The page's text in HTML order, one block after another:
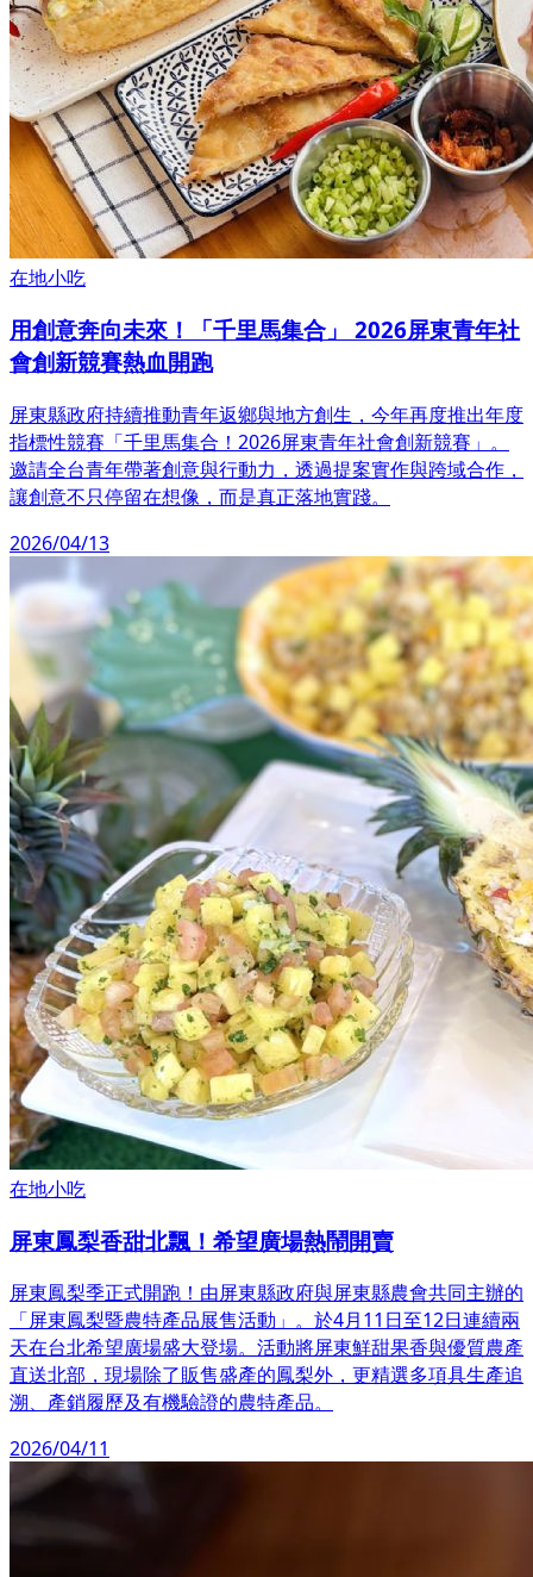
在地小吃
用創意奔向未來！「千里馬集合」 2026屏東青年社
會創新競賽熱血開跑
屏東縣政府持續推動青年返鄉與地方創生，今年再度推出年度
指標性競賽「千里馬集合！2026屏東青年社會創新競賽」。
邀請全台青年帶著創意與行動力，透過提案實作與跨域合作，
讓創意不只停留在想像，而是真正落地實踐。
2026/04/13
在地小吃
屏東鳳梨香甜北飄！希望廣場熱鬧開賣
屏東鳳梨季正式開跑！由屏東縣政府與屏東縣農會共同主辦的
「屏東鳳梨暨農特產品展售活動」。於4月11日至12日連續兩
天在台北希望廣場盛大登場。活動將屏東鮮甜果香與優質農產
直送北部，現場除了販售盛產的鳳梨外，更精選多項具生產追
溯、產銷履歷及有機驗證的農特產品。
2026/04/11